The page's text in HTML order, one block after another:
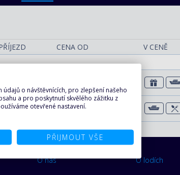
CENA OD
V CENĚ
18 150 Kč/os.
O nás O lodích
o návštěvnících, pro zlepšení našeho
a pro poskytnutí skvělého zážitku z
otevřené nastavení.
PŘIJMOUT VŠE